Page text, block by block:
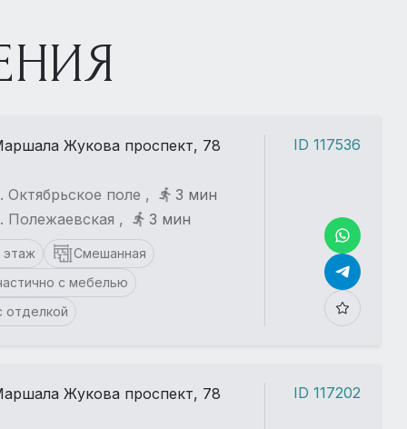
Жукова проспект, 78
Октябрьское поле ,
3 мин
Полежаевская ,
3 мин
этаж
Смешанная
с мебелью
отделкой
ID 117536
Жукова проспект, 78 ID 117202